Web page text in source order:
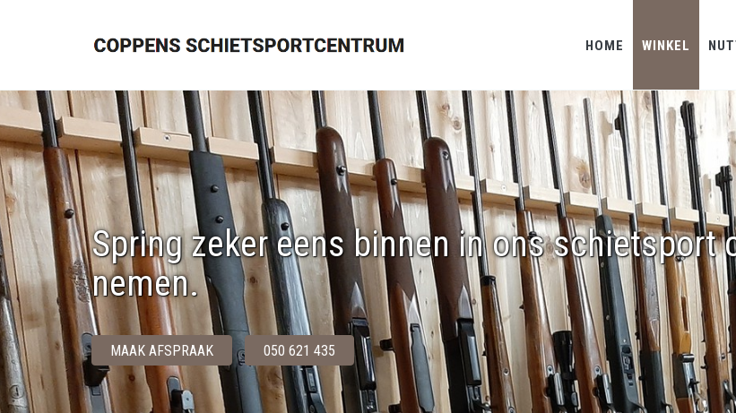
HOME WINKEL
Spring zeker eens binnen in ons schietsport
nemen.
MAAK AFSPRAAK 050 621 435